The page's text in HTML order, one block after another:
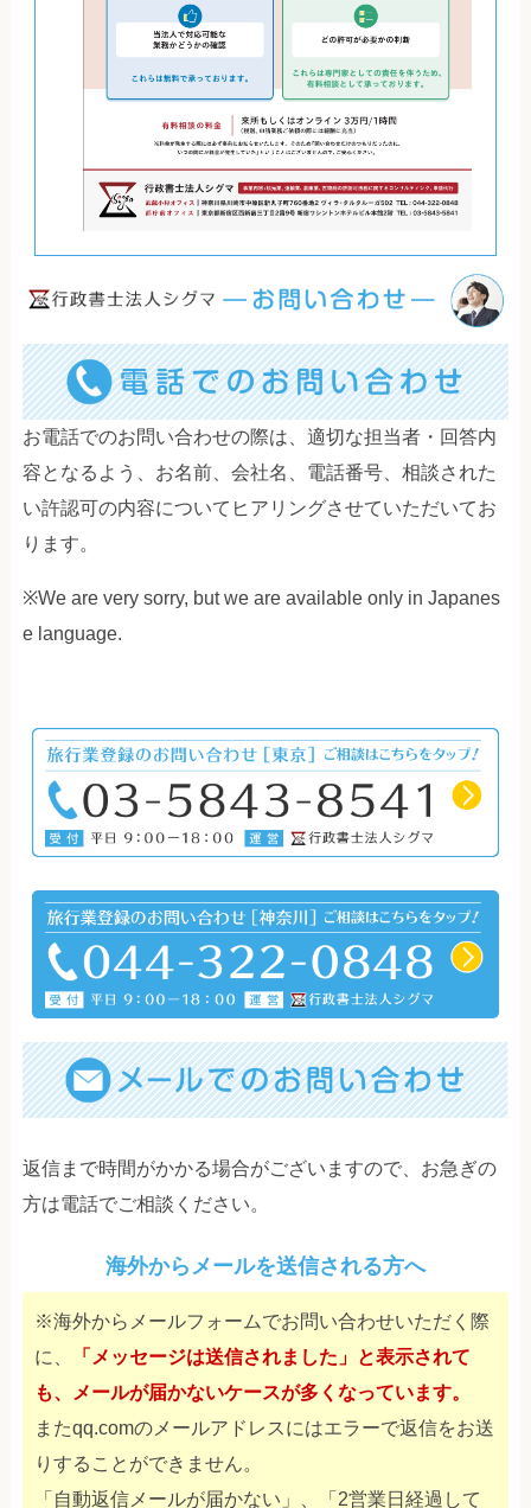
お電話でのお問い合わせの際は、適切な担当者・回答内
容となるよう、お名前、会社名、電話番号、相談された
い許認可の内容についてヒアリングさせていただいてお
ります。
※We are very sorry, but we are available only in Japanes
e language.
返信まで時間がかかる場合がございますので、お急ぎの
方は電話でご相談ください。
海外からメールを送信される方へ
※海外からメールフォームでお問い合わせいただく際
に、
「メッセージは送信されました」と表示されて
も、メールが届かないケースが多くなっています。
またqq.comのメールアドレスにはエラーで返信をお送
りすることができません。
「自動返信メールが届かない」、「2営業日経過して